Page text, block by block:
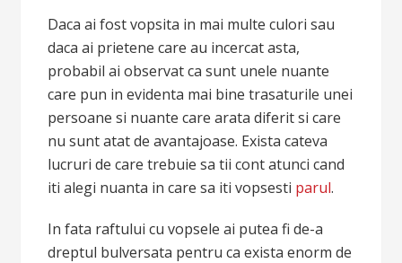
Daca ai fost vopsita in mai multe culori sau
daca ai prietene care au incercat asta,
probabil ai observat ca sunt unele nuante
care pun in evidenta mai bine trasaturile unei
persoane si nuante care arata diferit si care
nu sunt atat de avantajoase. Exista cateva
lucruri de care trebuie sa tii cont atunci cand
iti alegi nuanta in care sa iti vopsesti parul.
In fata raftului cu vopsele ai putea fi de-a
dreptul bulversata pentru ca exista enorm de